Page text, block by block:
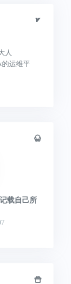
人
的运维平
载自己所